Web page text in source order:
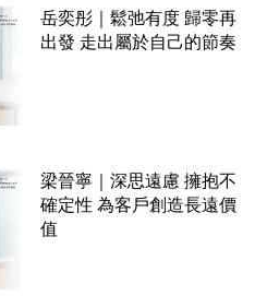
岳奕彤｜鬆弛有度 歸零再
出發 走出屬於自己的節奏
梁晉寧｜深思遠慮 擁抱不
確定性 為客戶創造長遠價
值